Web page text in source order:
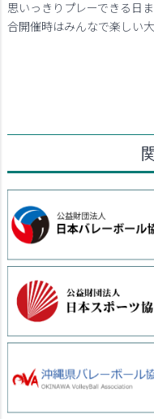
思いっきりプレーできる日
合開催時はみんなで楽しい